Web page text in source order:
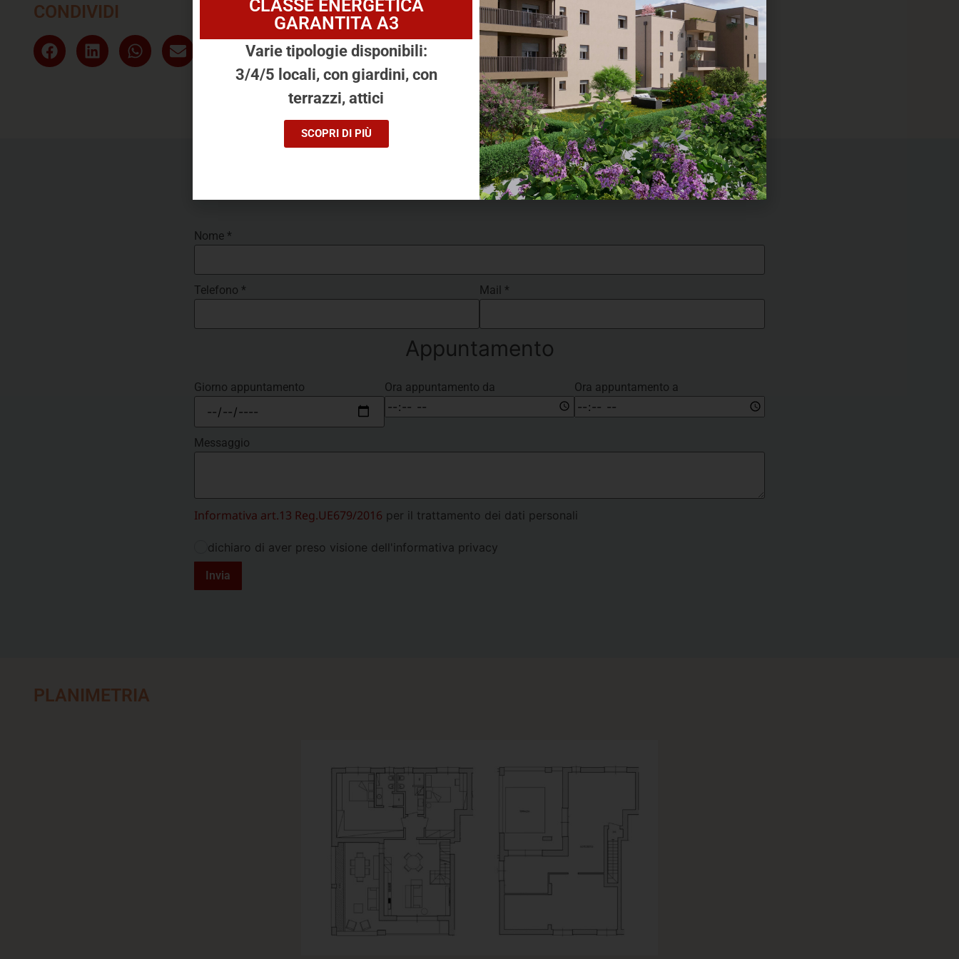
CONDIVIDI
Ti piace questa soluzione? Prenota subito una visita!
Nome *
Telefono * Mail *
Appuntamento
Giorno appuntamento Ora appuntamento da Ora appuntamento a
Messaggio
Informativa art.13 Reg.UE679/2016 per il trattamento dei dati personali
dichiaro di aver preso visione dell'informativa privacy
Invia
PLANIMETRIA
CLASSE ENERGETICA
GARANTITA A3
Varie tipologie disponibili:
3/4/5 locali, con giardini, con
terrazzi, attici
SCOPRI DI PIÙ